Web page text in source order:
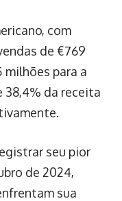
com
de €769
milhões para a
38,4% da receita
seu pior
de 2024,
sua